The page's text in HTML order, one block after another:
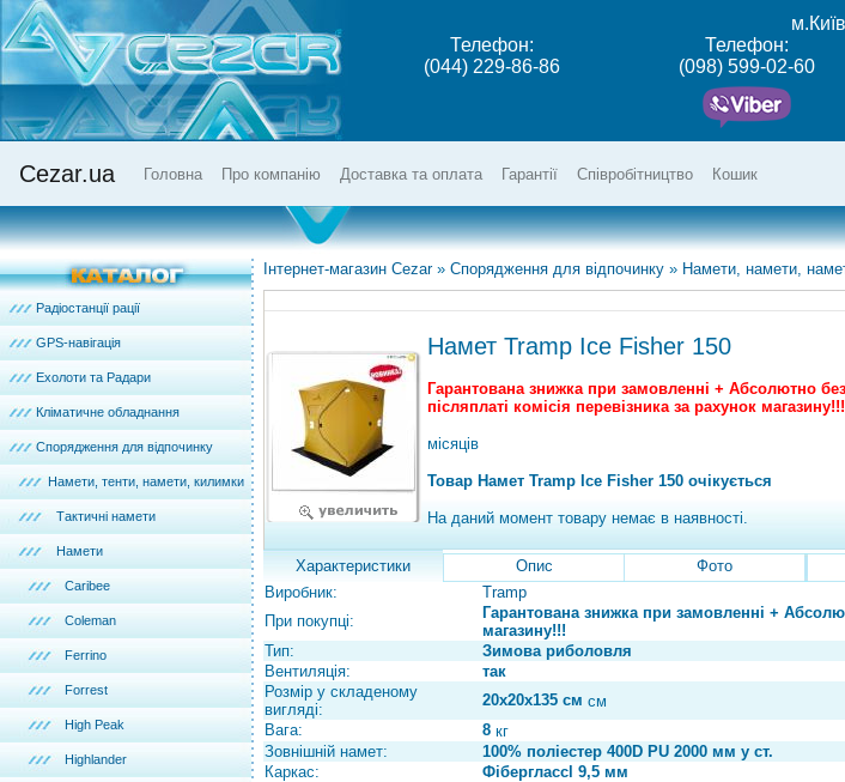
Телефон:
(044) 229-86-86
Телефон:
(098) 599-02-60
Cezar.ua Головна Про компанію Доставка та оплата Гарантії Співробітництво Кошик
Радіостанції рації
GPS-навігація
Ехолоти та Радари
Кліматичне обладнання
Спорядження для відпочинку
Намети, тенти, намети, килимки
Тактичні намети
Намети
Caribee
Coleman
Ferrino
Forrest
High Peak
Highlander
Інтернет-магазин Cezar » Спорядження для відпочинку » Намети, намети,
Намет Tramp Ice Fisher 150
Гарантована знижка при замовленні + Абсолютно
післяплаті комісія перевізника за рахунок магазину!!!
місяців
Товар Намет Tramp Ice Fisher 150 очікується
На даний момент товару немає в наявності.
Характеристики Опис Фото
Виробник:
Tramp
При покупці:
Гарантована знижка при замовленні +
магазину!!!
Тип:
Зимова риболовля
Вентиляція:
так
Розмір у складеному
вигляді:
20х20х135 см см
Вага:
8 кг
Зовнішній намет:
100% поліестер 400D PU 2000 мм у ст.
Каркас:
Фіберглассl 9,5 мм